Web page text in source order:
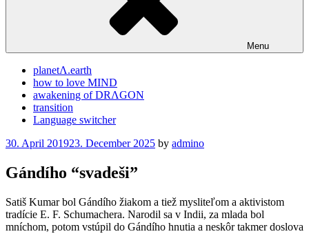
Menu
planetΛ.earth
how to love MIND
awakening of DRΛGON
transition
Language switcher
Posted
30. April 201923. December 2025 by admino
Gándího “svadeši”
Satiš Kumar bol Gándího žiakom a tiež mysliteľom a aktivistom
tradície E. F. Schumachera. Narodil sa v Indii, za mlada bol
mníchom, potom vstúpil do Gándího hnutia a neskôr takmer doslova